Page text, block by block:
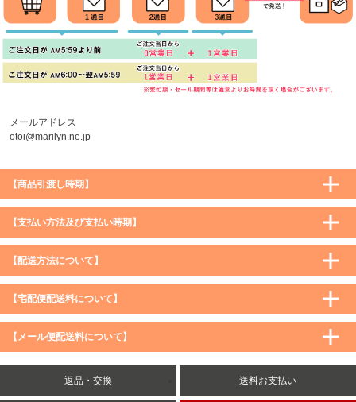
メールアドレス
otoi@marilyn.ne.jp
【商品引渡し時期】
【支払い方法及び支払い時期】
【配送方法について】
【宅配便配送料について】
購入価格 ／ 地域 通常 沖縄・離島など一部地域
5,900円（税込）未満
590円（税込）
【メール便配送料について】
返品・交換 送料お支払い